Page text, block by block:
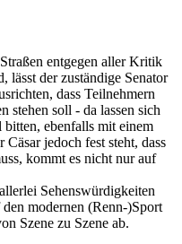
entgegen aller Kritik
lässt der zuständige Senator
dass Teilnehmern
stehen soll - da lassen sich
ebenfalls mit einem
jedoch fest steht, dass
kommt es nicht nur auf
Sehenswürdigkeiten
modernen (Renn-)Sport
Szene zu Szene ab.